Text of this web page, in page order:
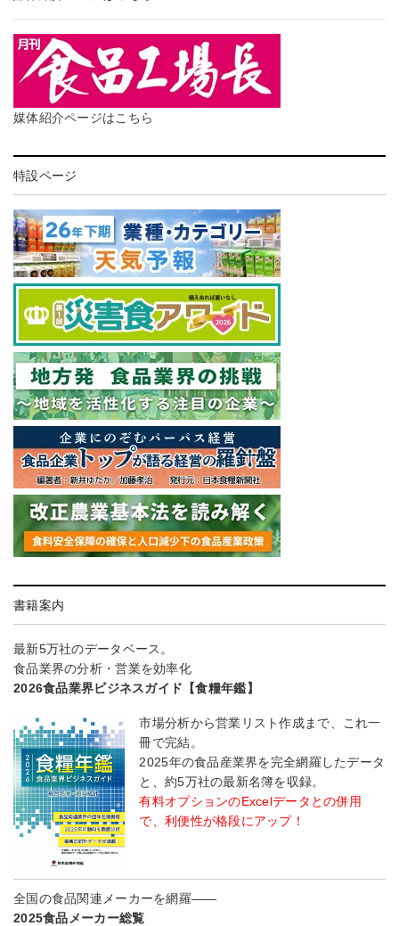
媒体紹介ページはこちら
特設ページ
書籍案内
最新5万社のデータベース。
食品業界の分析・営業を効率化
2026食品業界ビジネスガイド【食糧年鑑】
市場分析から営業リスト作成まで、これ一
冊で完結。
2025年の食品産業界を完全網羅したデータ
と、約5万社の最新名簿を収録。
有料オプションのExcelデータとの併用
で、利便性が格段にアップ！
全国の食品関連メーカーを網羅――
2025食品メーカー総覧